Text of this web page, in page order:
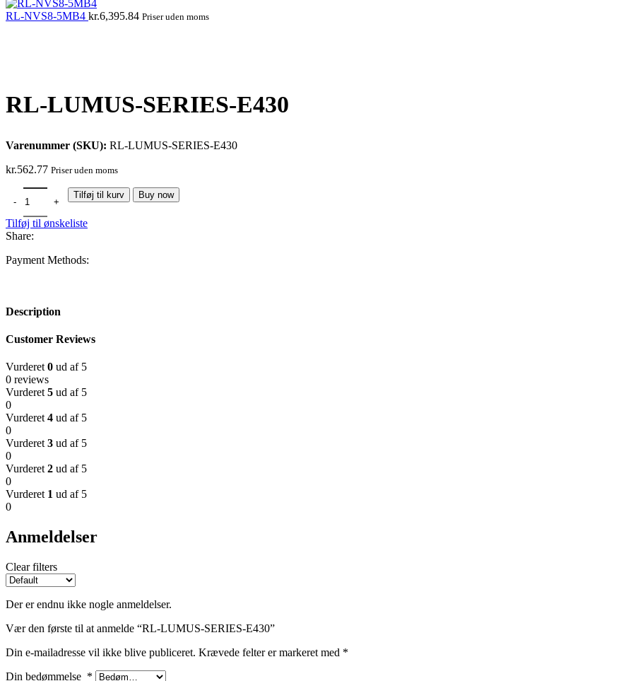
RL-NVS8-5MB4 kr.6,395.84 Priser uden moms
RL-LUMUS-SERIES-E430
Varenummer (SKU): RL-LUMUS-SERIES-E430
kr.562.77 Priser uden moms
Tilføj til kurv Buy now
Tilføj til ønskeliste
Share:
Payment Methods:
Description
Customer Reviews
Vurderet0 ud af 5
0 reviews
Vurderet5 ud af 5
0
Vurderet4 ud af 5
0
Vurderet3 ud af 5
0
Vurderet2 ud af 5
0
Vurderet 1 ud af 5
0
Anmeldelser
Clear filters
Der er endnu ikke nogle anmeldelser.
Vær den første til at anmelde “RL-LUMUS-SERIES-E430”
Din e-mailadresse vil ikke blive publiceret. Krævede felter er markeret med *
Din bedømmelse *